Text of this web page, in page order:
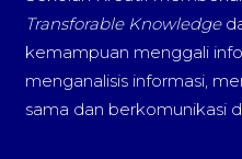
Transforable Knowledge
kemampuan menggali
menganalisis informasi,
sama dan berkomunikasi